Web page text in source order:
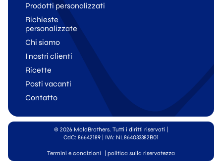
Prodotti personalizzati
Richieste
personalizzate
Chi siamo
I nostri clienti
Ricette
Posti vacanti
Contatto
© 2026 MoldBrothers. Tutti i diritti riservati |
CdC: 86642189 | IVA: NL864033382B01
Termini e condizioni | politica sulla riservatezza